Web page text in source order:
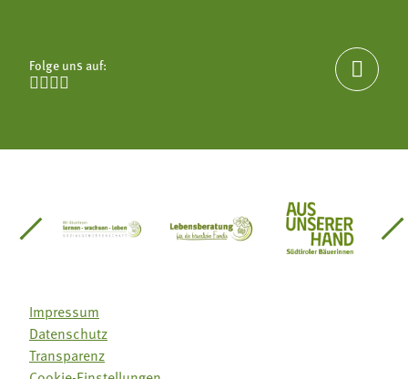
Folge uns auf:


Südtirol
Gärtnervereinigung
Sozialgenossenschaft Mit Bäuerinnen lernen -
Lebensberatung für dieAus unserer
Impressum
Datenschutz
Transparenz